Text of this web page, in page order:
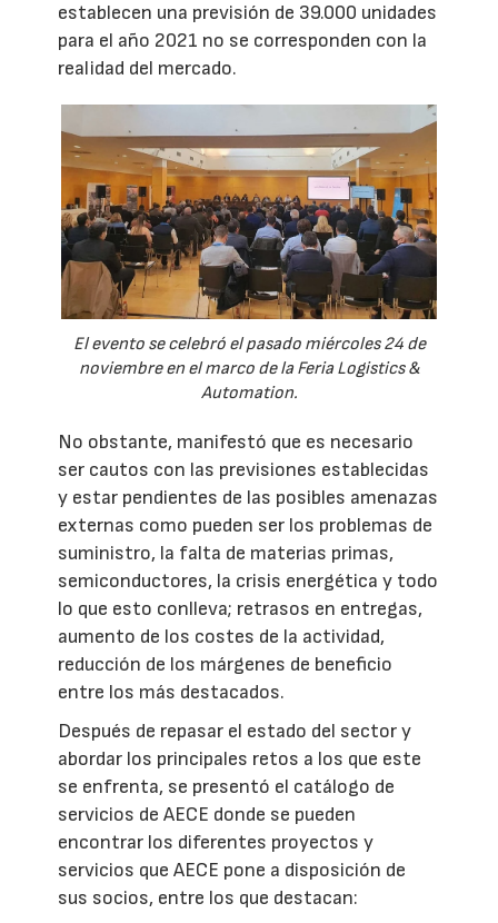
establecen una previsión de 39.000 unidades
para el año 2021 no se corresponden con la
realidad del mercado.
El evento se celebró el pasado miércoles 24 de
noviembre en el marco de la Feria Logistics &
Automation.
No obstante, manifestó que es necesario
ser cautos con las previsiones establecidas
y estar pendientes de las posibles amenazas
externas como pueden ser los problemas de
suministro, la falta de materias primas,
semiconductores, la crisis energética y todo
lo que esto conlleva; retrasos en entregas,
aumento de los costes de la actividad,
reducción de los márgenes de beneficio
entre los más destacados.
Después de repasar el estado del sector y
abordar los principales retos a los que este
se enfrenta, se presentó el catálogo de
servicios de AECE donde se pueden
encontrar los diferentes proyectos y
servicios que AECE pone a disposición de
sus socios, entre los que destacan: